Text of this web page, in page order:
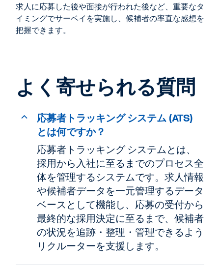
求人に応募した後や面接が行われた後など、重要なタ
イミングでサーベイを実施し、候補者の率直な感想を
把握できます。
よく寄せられる質問
応募者トラッキング システム (ATS)
とは何ですか？
応募者トラッキング システムとは、
採用から入社に至るまでのプロセス全
体を管理するシステムです。求人情報
や候補者データを一元管理するデータ
ベースとして機能し、応募の受付から
最終的な採用決定に至るまで、候補者
の状況を追跡・整理・管理できるよう
リクルーターを支援します。